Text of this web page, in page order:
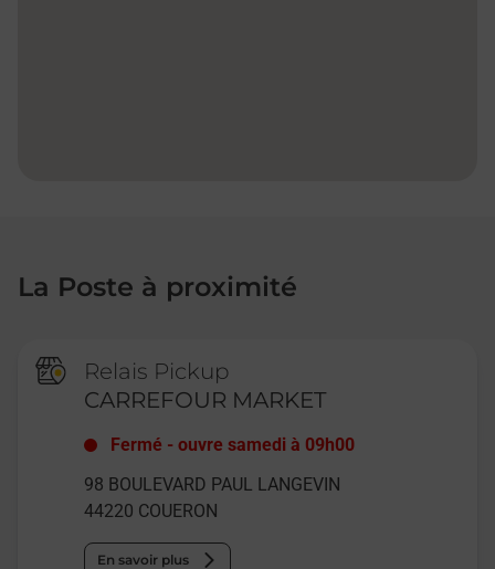
La Poste à proximité
Relais Pickup
CARREFOUR MARKET
Fermé -ouvre samedi à 09h00
98 BOULEVARD PAUL LANGEVIN
44220 COUERON
En savoir plus